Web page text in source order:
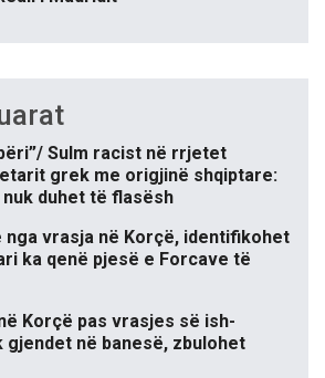
Sulm racist në rrjetet
grek me origjinë shqiptare:
duhet të flasësh
nga vrasja në Korçë, identifikohet
ka qenë pjesë e Forcave të
Korçë pas vrasjes së ish-
gjendet në banesë, zbulohet